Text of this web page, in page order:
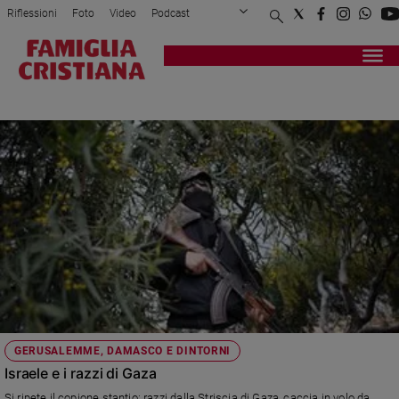
Attualità
Politica
Mondo
Economia
Legalità
Sport
Papa
Papa
Riflessioni Foto Video Podcast
Privacy Policy Chi siamo
Registrati Redazione
GERUSALEMME, DAMASCO E DINTORNI
Israele e i razzi di Gaza